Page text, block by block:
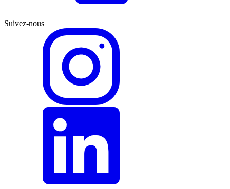
Suivez-nous